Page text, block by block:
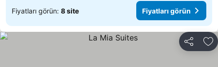
Fiyatları görün: 8 site Fiyatları görün
Paylaş